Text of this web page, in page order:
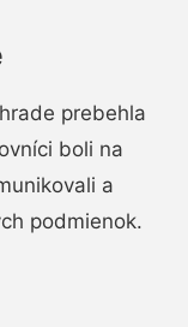
prebehla
boli na
a
podmienok.